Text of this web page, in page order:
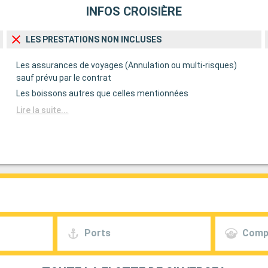
Le
Dégustez le
cafés et
Départ
se
estonien.
à la cuisine
ambiance
INFOS CROISIÈRE
LES PRESTATIONS NON INCLUSES
Les assurances de voyages (Annulation ou multi-risques)
sauf prévu par le contrat
Les boissons autres que celles mentionnées
Lire la suite...
Ports